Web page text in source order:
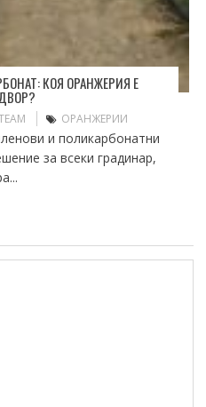
КОЯ ОРАНЖЕРИЯ Е
ОРАНЖЕРИИ
и поликарбонатни
за всеки градинар,